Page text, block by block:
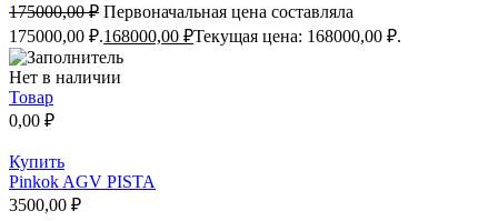
175000,00₽ Первоначальная цена составляла
175000,00 ₽.168000,00 ₽Текущая цена: 168000,00 ₽.
Нет в наличии
Товар
0,00 ₽
Купить
Pinkok AGV PISTA
3500,00 ₽